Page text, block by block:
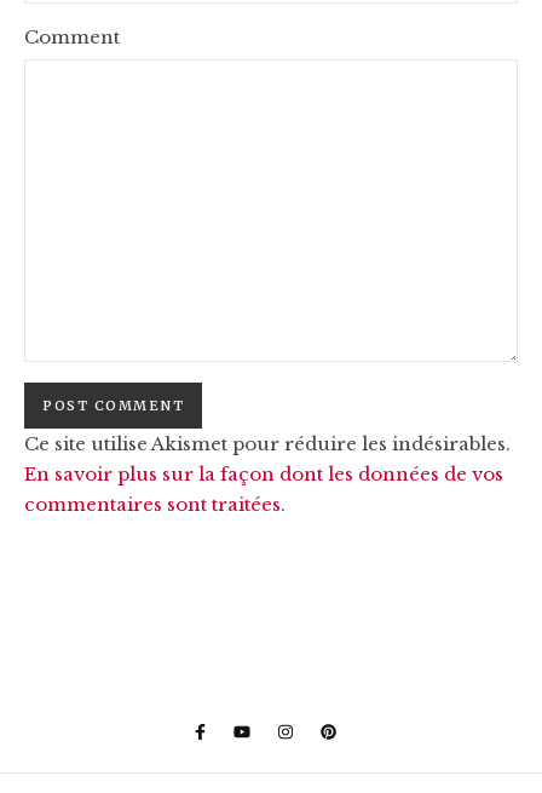
Comment
Ce site utilise Akismet pour réduire les indésirables.
En savoir plus sur la façon dont les données de vos
commentaires sont traitées.